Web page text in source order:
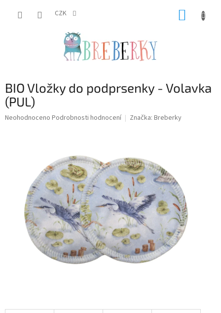
CZK
BIO Vložky do podprsenky - Volavka
(PUL)
Průměrné
hvězdiček.
Neohodnoceno Podrobnosti hodnocení Značka: Breberky